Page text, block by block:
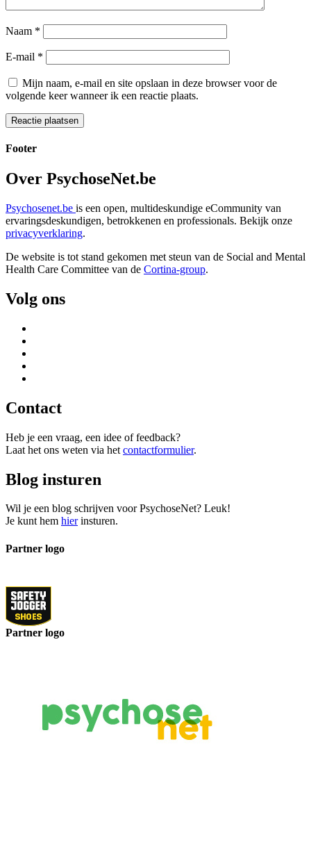
Naam *
E-mail *
Mijn naam, e-mail en site opslaan in deze browser voor de
volgende keer wanneer ik een reactie plaats.
Footer
Over PsychoseNet.be
Psychosenet.be is een open, multideskundige eCommunity van
ervaringsdeskundigen, betrokkenen en professionals. Bekijk onze
privacyverklaring.
De website is tot stand gekomen met steun van de Social and Mental
Health Care Committee van de Cortina-group.
Volg ons
Contact
Heb je een vraag, een idee of feedback?
Laat het ons weten via het contactformulier.
Blog insturen
Wil je een blog schrijven voor PsychoseNet? Leuk!
Je kunt hem hierinsturen.
Partner logo
Partner logo